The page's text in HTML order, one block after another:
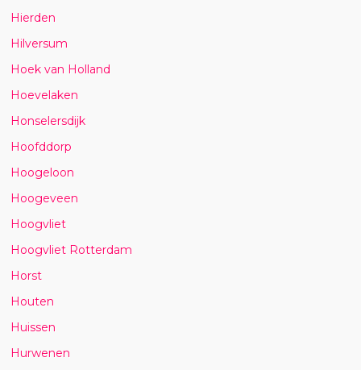
Hierden
Hilversum
Hoek van Holland
Hoevelaken
Honselersdijk
Hoofddorp
Hoogeloon
Hoogeveen
Hoogvliet
Hoogvliet Rotterdam
Horst
Houten
Huissen
Hurwenen